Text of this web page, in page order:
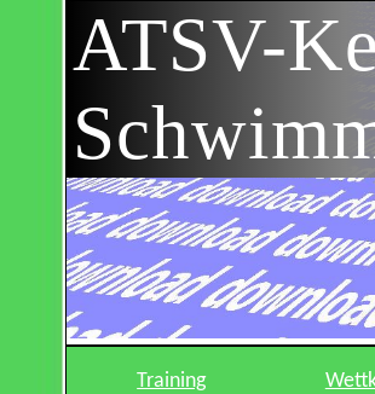
ATSV-
Training